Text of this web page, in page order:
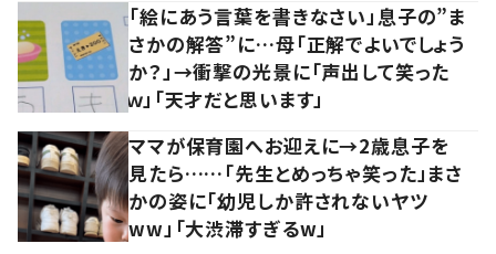
「絵にあう言葉を書きなさい」息子の”ま
さかの解答”に…母「正解でよいでしょう
か？」→衝撃の光景に「声出して笑った
ｗ」「天才だと思います」
ママが保育園へお迎えに→2歳息子を
見たら……「先生とめっちゃ笑った」まさ
かの姿に「幼児しか許されないヤツ
ww」「大渋滞すぎるw」